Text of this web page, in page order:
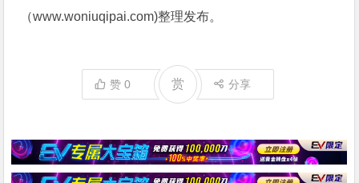
（www.woniuqipai.com)整理发布。
赞0 赏 分享